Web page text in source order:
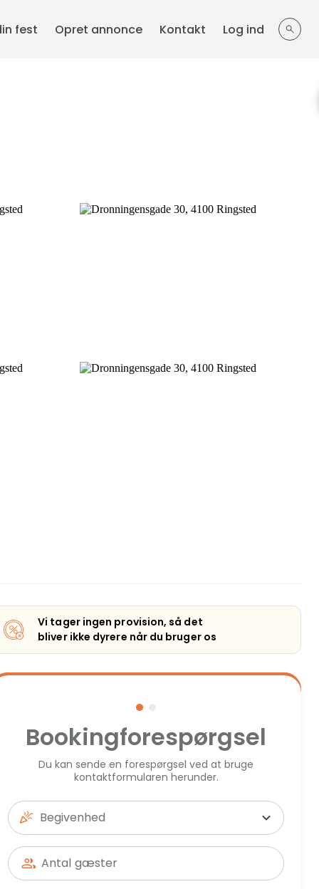
fest Opret annonce Kontakt Log ind
Vi tager ingen provision, så det
bliver ikke dyrere når du bruger os
Bookingforespørgsel
Du kan sende en forespørgsel ved at bruge
kontaktformularen herunder.
Begivenhed
Antal gæster